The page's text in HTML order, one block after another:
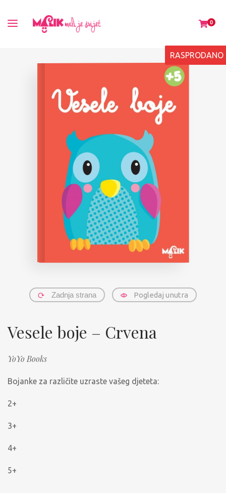
0
Zadnja strana Pogledaj unutra
RASPRODANO
Vesele boje – Crvena
YoYo Books
Bojanke za različite uzraste vašeg djeteta:
2+
3+
4+
5+